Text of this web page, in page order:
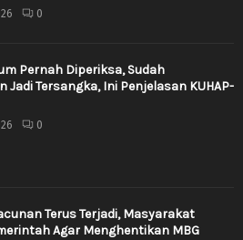
0
Pernah Diperiksa, Sudah
Jadi Tersangka, Ini Penjelasan KUHAP-
0
Terus Terjadi, Masyarakat
Agar Menghentikan MBG